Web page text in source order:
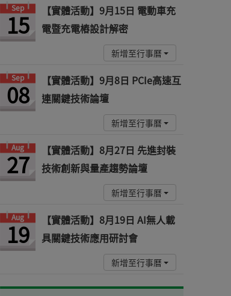
Sep
15
【實體活動】9月15日 電動車充
電暨充電樁設計解密
新增至行事曆
Sep
08
【實體活動】9月8日 PCIe高速互
連關鍵技術論壇
新增至行事曆
Aug
27
【實體活動】8月27日 先進封裝
技術創新與量產趨勢論壇
新增至行事曆
Aug
19
【實體活動】8月19日 AI無人載
具關鍵技術應用研討會
新增至行事曆